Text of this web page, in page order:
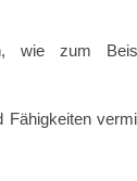
wie zum
Fähigkeiten